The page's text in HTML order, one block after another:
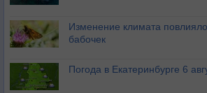
Изменение климата
бабочек
Погода в Екатеринбурге 6